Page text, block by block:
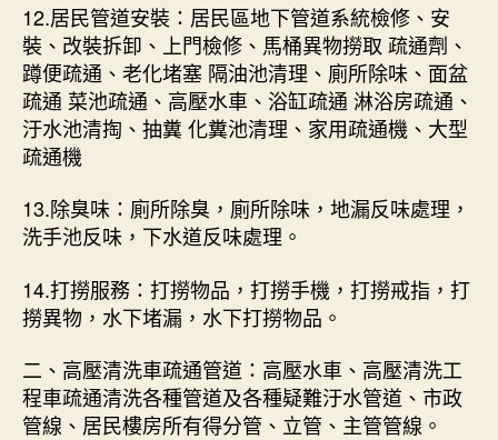
12.居民管道安裝：居民區地下管道系統檢修、安
裝、改裝拆卸、上門檢修、馬桶異物撈取 疏通劑、
蹲便疏通、老化堵塞 隔油池清理、廁所除味、面盆
疏通 菜池疏通、高壓水車、浴缸疏通 淋浴房疏通、
汙水池清掏、抽糞 化糞池清理、家用疏通機、大型
疏通機
13.除臭味：廁所除臭，廁所除味，地漏反味處理，
洗手池反味，下水道反味處理。
14.打撈服務：打撈物品，打撈手機，打撈戒指，打
撈異物，水下堵漏，水下打撈物品。
二、高壓清洗車疏通管道：高壓水車、高壓清洗工
程車疏通清洗各種管道及各種疑難汙水管道、市政
管線、居民樓房所有得分管、立管、主管管線。